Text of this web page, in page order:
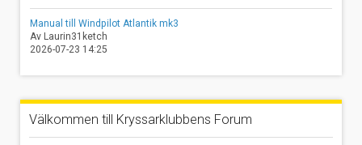
Manual till Windpilot Atlantik mk3
Av Laurin31ketch
2026-07-23 14:25
Välkommen till Kryssarklubbens Forum